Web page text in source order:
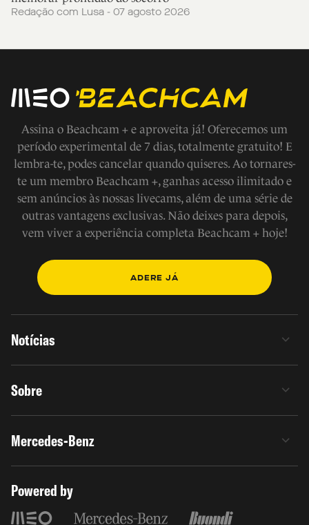
Redação com Lusa - 07 agosto 2026
Assina o Beachcam + e aproveita já! Oferecemos um
período experimental de 7 dias, totalmente gratuito! E
lembra-te, podes cancelar quando quiseres. Ao tornares-
te um membro Beachcam +, ganhas acesso ilimitado e
sem anúncios às nossas livecams, além de uma série de
outras vantagens exclusivas. Não deixes para depois,
vem viver a experiência completa Beachcam + hoje!
ADERE JÁ
Notícias
Sobre
Mercedes-Benz
Powered by